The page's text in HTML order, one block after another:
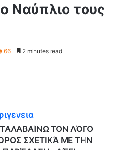
Ναύπλιο τους
66 2 minutes read
ΤΟΝ ΛΌΓΟ
ΣΧΕΤΙΚΆ ΜΕ ΤΗΝ